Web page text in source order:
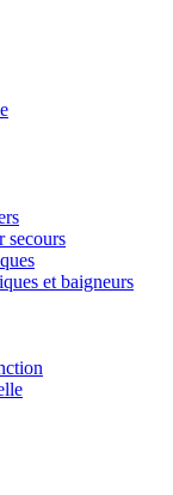
secours
et baigneurs